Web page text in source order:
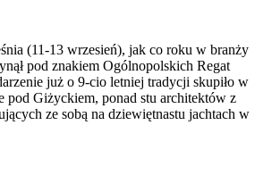
(11-13 wrzesień), jak co roku w branży
pod znakiem Ogólnopolskich Regat
już o 9-cio letniej tradycji skupiło w
pod Giżyckiem, ponad stu architektów z
ze sobą na dziewiętnastu jachtach w